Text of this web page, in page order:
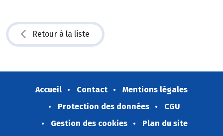
Retour à la liste
Accueil Contact
Mentions légales
Protection des données
CGU
Gestion des cookies
Plan du site